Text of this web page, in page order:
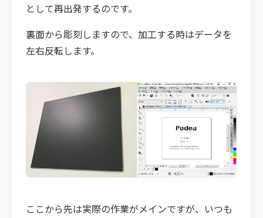
として再出発するのです。
裏面から彫刻しますので、加工する時はデータを
左右反転します。
ここから先は実際の作業がメインですが、いつも